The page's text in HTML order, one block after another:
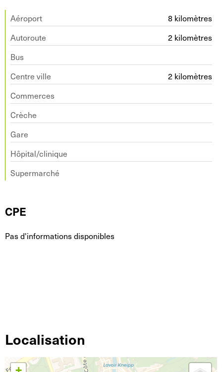
Aéroport
8 kilomètres
Autoroute
2 kilomètres
Bus
Centre ville
2 kilomètres
Commerces
Crèche
Gare
Hôpital/clinique
Supermarché
CPE
Pas d'informations disponibles
Localisation